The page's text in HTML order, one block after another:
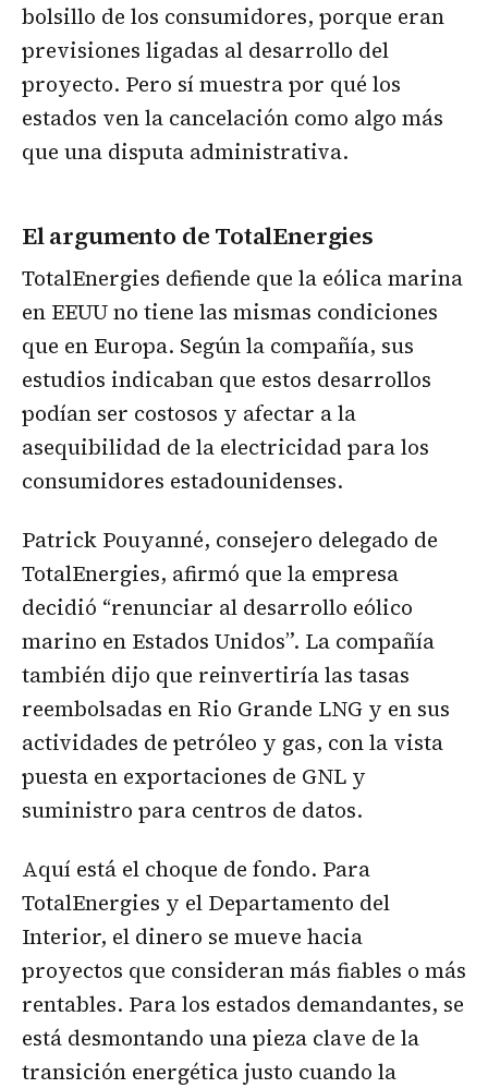
bolsillo de los consumidores, porque eran
previsiones ligadas al desarrollo del
proyecto. Pero sí muestra por qué los
estados ven la cancelación como algo más
que una disputa administrativa.
El argumento de TotalEnergies
TotalEnergies defiende que la eólica marina
en EEUU no tiene las mismas condiciones
que en Europa. Según la compañía, sus
estudios indicaban que estos desarrollos
podían ser costosos y afectar a la
asequibilidad de la electricidad para los
consumidores estadounidenses.
Patrick Pouyanné, consejero delegado de
TotalEnergies, afirmó que la empresa
decidió “renunciar al desarrollo eólico
marino en Estados Unidos”. La compañía
también dijo que reinvertiría las tasas
reembolsadas en Rio Grande LNG y en sus
actividades de petróleo y gas, con la vista
puesta en exportaciones de GNL y
suministro para centros de datos.
Aquí está el choque de fondo. Para
TotalEnergies y el Departamento del
Interior, el dinero se mueve hacia
proyectos que consideran más fiables o más
rentables. Para los estados demandantes, se
está desmontando una pieza clave de la
transición energética justo cuando la